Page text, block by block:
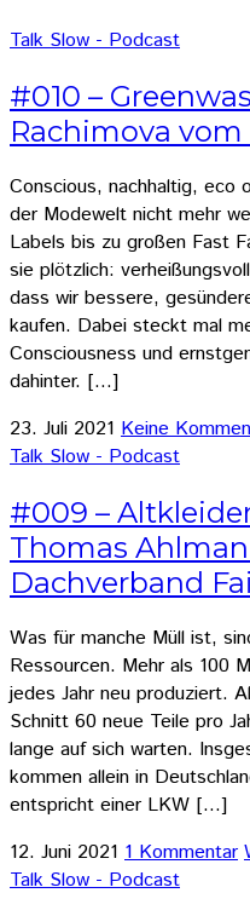
Talk Slow - Podcast
#010 –
Rachimova
Conscious, nachhaltig, eco
der Modewelt nicht mehr
Labels bis zu großen Fast
sie plötzlich:
dass wir bessere,
kaufen. Dabei steckt mal
Consciousness und
dahinter. […]
23. Juli 2021 Keine
Talk Slow - Podcast
#009 –
Thomas
Dachverband
Was für manche Müll ist,
Ressourcen. Mehr als 100
jedes Jahr neu produziert.
Schnitt 60 neue Teile pro
lange auf sich warten.
kommen allein in
entspricht einer LKW […]
12. Juni 2021 1 Kommentar
Talk Slow - Podcast